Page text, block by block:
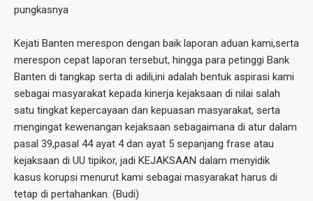
pungkasnya
Kejati Banten merespon dengan baik laporan aduan kami,serta
merespon cepat laporan tersebut, hingga para petinggi Bank
Banten di tangkap serta di adili,ini adalah bentuk aspirasi kami
sebagai masyarakat kepada kinerja kejaksaan di nilai salah
satu tingkat kepercayaan dan kepuasan masyarakat, serta
mengingat kewenangan kejaksaan sebagaimana di atur dalam
pasal 39,pasal 44 ayat 4 dan ayat 5 sepanjang frase atau
kejaksaan di UU tipikor, jadi KEJAKSAAN dalam menyidik
kasus korupsi menurut kami sebagai masyarakat harus di
tetap di pertahankan. (Budi)